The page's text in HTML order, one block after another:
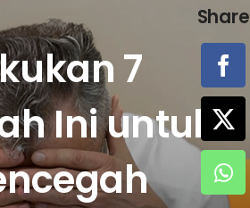
TENTANG KAMI
LAYANAN
FASILITAS
ARTIKEL
7
Ini untuk
Share